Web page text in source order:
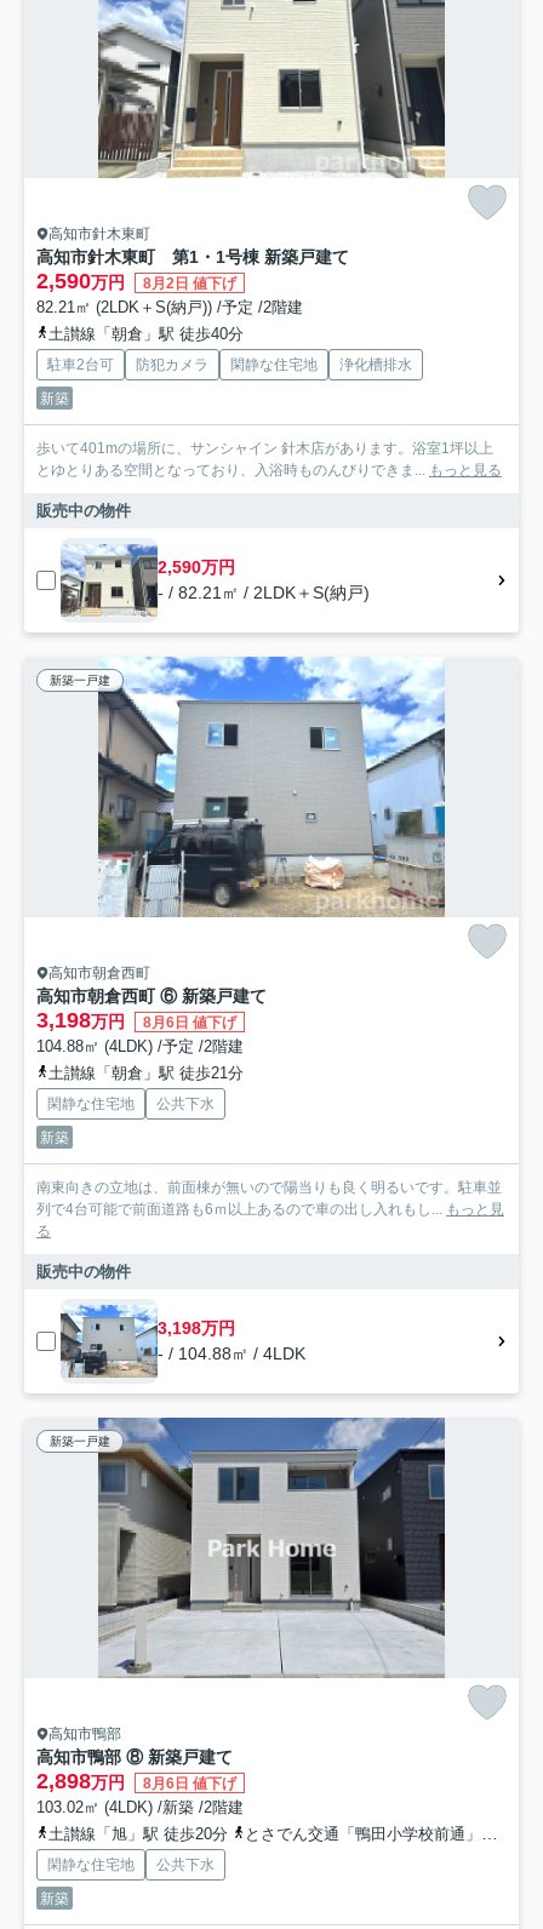
高知市針木東町
高知市針木東町 第1・1号棟 新築戸建て
2,590万円 8月2日 値下げ
82.21㎡ (2LDK＋S(納戸)) /予定 /2階建
土讃線「朝倉」駅 徒歩40分
駐車2台可 防犯カメラ 閑静な住宅地
浄化槽排水
新築
歩いて401mの場所に、サンシャイン 針木店があります。浴室1坪以上
とゆとりある空間となっており、入浴時ものんびりできま... もっと見る
販売中の物件
2,590万円
- / 82.21㎡ / 2LDK＋S(納戸)
新築一戸建
高知市朝倉西町
高知市朝倉西町 ⑥ 新築戸建て
3,198万円 8月6日 値下げ
104.88㎡ (4LDK) /予定 /2階建
土讃線「朝倉」駅 徒歩21分
閑静な住宅地
公共下水
新築
南東向きの立地は、前面棟が無いので陽当りも良く明るいです。駐車並
列で4台可能で前面道路も6ｍ以上あるので車の出し入れもし... もっと見
る
販売中の物件
3,198万円
- / 104.88㎡ / 4LDK
新築一戸建
高知市鴨部
高知市鴨部 ⑧ 新築戸建て
2,898万円 8月6日 値下げ
103.02㎡ (4LDK) /新築 /2階建
土讃線「旭」駅 徒歩20分
とさでん交通「鴨田小学校前通」バス停下車 徒歩6分
閑静な住宅地
公共下水
新築